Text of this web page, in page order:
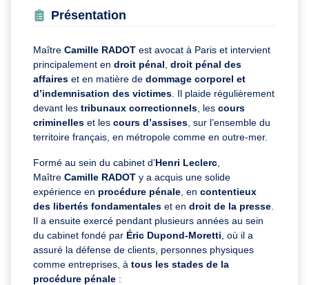
Présentation
Maître Camille RADOT est avocat à Paris et intervient
principalement en droit pénal droit pénal des
affaires et en matière de dommage corporel et
d’indemnisation des victimes . Il plaide régulièrement
devant les tribunaux correctionnels , les cours
criminelles et les cours d’assises , sur l’ensemble du
territoire français, en métropole comme en outre-mer.
Formé au sein du cabinet d’Henri Leclerc
Maître Camille RADOT y a acquis une solide
expérience en procédure pénale , en contentieux
des libertés fondamentales et en droit de la presse
Il a ensuite exercé pendant plusieurs années au sein
du cabinet fondé par Éric Dupond-Moretti , où il a
assuré la défense de clients, personnes physiques
comme entreprises, à tous les stades de la
procédure pénale :